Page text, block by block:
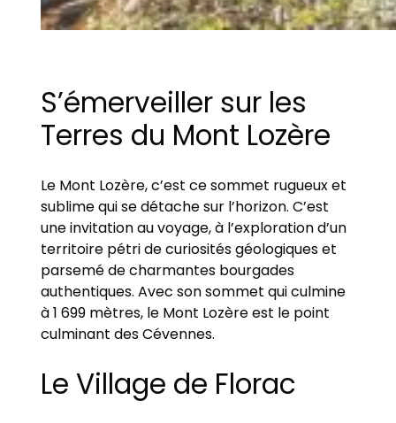
S’émerveiller sur les
Terres du Mont Lozère
Le Mont Lozère, c’est ce sommet rugueux et
sublime qui se détache sur l’horizon. C’est
une invitation au voyage, à l’exploration d’un
territoire pétri de curiosités géologiques et
parsemé de charmantes bourgades
authentiques. Avec son sommet qui culmine
à 1 699 mètres, le Mont Lozère est le point
culminant des Cévennes.
Le Village de Florac